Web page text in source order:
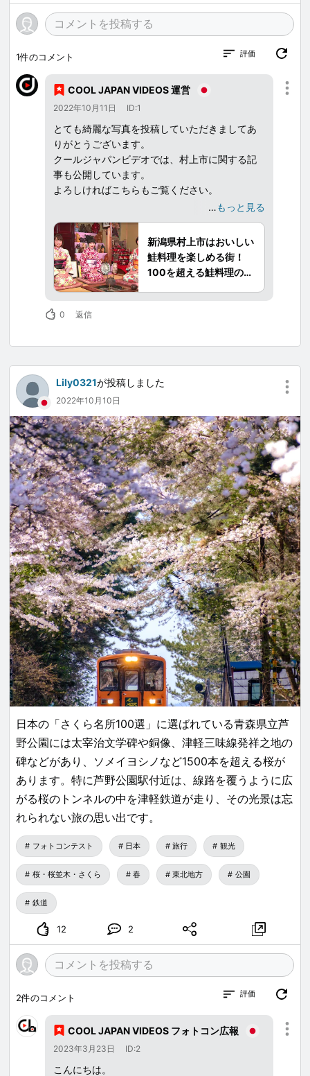
1件のコメント 評価
COOL JAPAN VIDEOS 運営
2022年10月11日 ID:1
とても綺麗な写真を投稿していただきましてあ
りがとうございます。
クールジャパンビデオでは、村上市に関する記
事も公開しています。
よろしければこちらもご覧ください。
新潟県村上市といえば、かつて村上城や武家屋
敷が栄え、今も景色の良い風流な城下町が残る
スポットです。
新潟県村上市でしか味わえないグルメ紹介動画
をご覧になり新潟県村上市の魅力を堪能してく
ださい。
…もっと見る
新潟県村上市はおいしい
鮭料理を楽しめる街！
100を超える鮭料理の種
日本酒はまさに絶品！
こ）」が紹介！
0 返信
Lily0321が投稿しました
2022年10月10日
日本の「さくら名所100選」に選ばれている青森県立芦
野公園には太宰治文学碑や銅像、津軽三味線発祥之地の
碑などがあり、ソメイヨシノなど1500本を超える桜が
あります。特に芦野公園駅付近は、線路を覆うように広
がる桜のトンネルの中を津軽鉄道が走り、その光景は忘
れられない旅の思い出です。
フォトコンテスト 日本 旅行 観光
桜・桜並木・さくら 春 東北地方 公園
鉄道
12 2
2件のコメント 評価
COOL JAPAN VIDEOS フォトコン広報
2023年3月23日 ID:2
こんにちは。